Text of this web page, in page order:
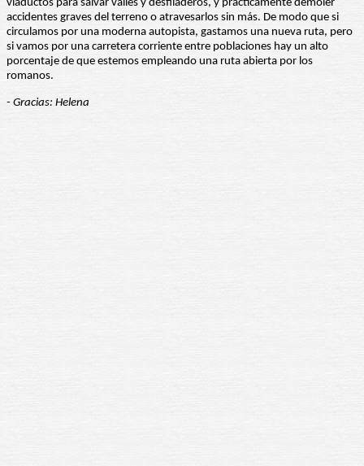
viaductos para salvar valles y desfiladeros, y prácticamente demoler
accidentes graves del terreno o atravesarlos sin más. De modo que si
circulamos por una moderna autopista, gastamos una nueva ruta, pero
si vamos por una carretera corriente entre poblaciones hay un alto
porcentaje de que estemos empleando una ruta abierta por los
romanos.
- Gracias: Helena